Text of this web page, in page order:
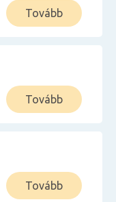
Tovább
Tovább
Tovább